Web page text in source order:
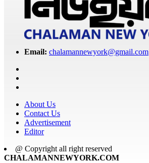
Email: chalamannewyork@gmail.com
About Us
Contact Us
Advertisement
Editor
@ Copyright all right reserved
CHALAMANNEWYORK.COM